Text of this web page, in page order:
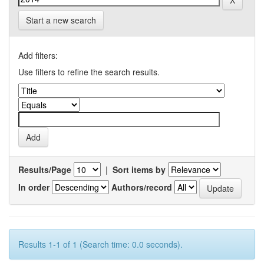
Start a new search
Add filters:
Use filters to refine the search results.
Results/Page | Sort items by
In order
Authors/record
Results 1-1 of 1 (Search time: 0.0 seconds).